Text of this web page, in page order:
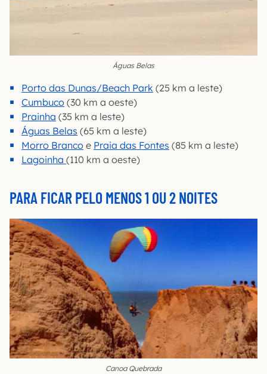
Águas Belas
Porto das Dunas/Beach Park (25 km a leste)
Cumbuco (30 km a oeste)
Prainha (35 km a leste)
Águas Belas (65 km a leste)
Morro Branco e Praia das Fontes (85 km a leste)
Lagoinha (110 km a oeste)
PARA FICAR PELO MENOS 1 OU 2 NOITES
Canoa Quebrada